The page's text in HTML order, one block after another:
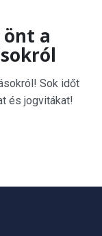
a
Sok időt
és jogvitákat!